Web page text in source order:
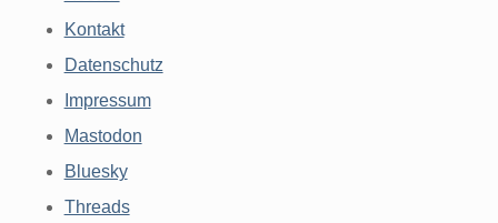
Kontakt
Datenschutz
Impressum
Mastodon
Bluesky
Threads